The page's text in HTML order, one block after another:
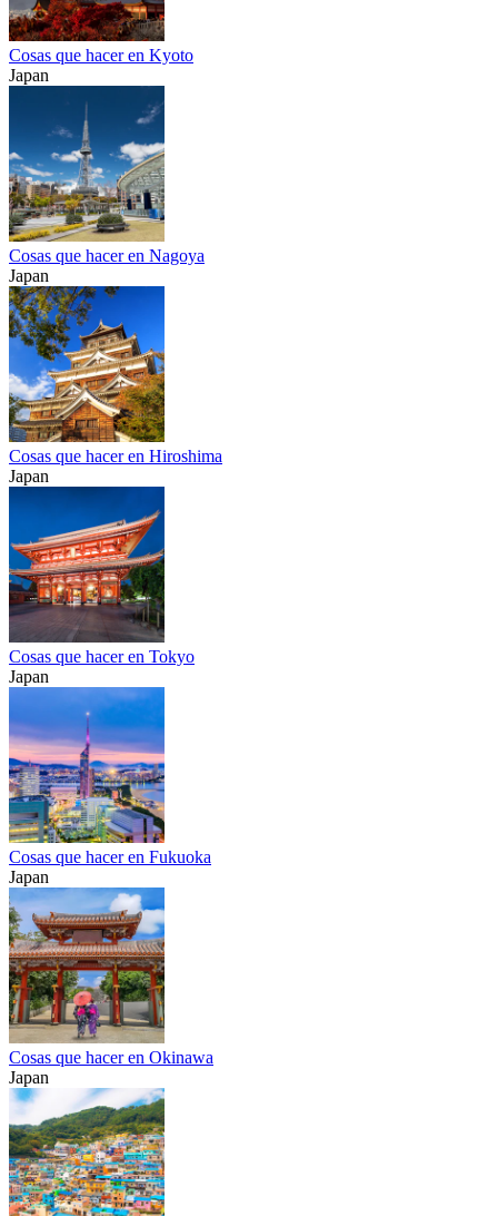
Cosas que hacer en Kyoto
Japan
Cosas que hacer en Nagoya
Japan
Cosas que hacer en Hiroshima
Japan
Cosas que hacer en Tokyo
Japan
Cosas que hacer en Fukuoka
Japan
Cosas que hacer en Okinawa
Japan